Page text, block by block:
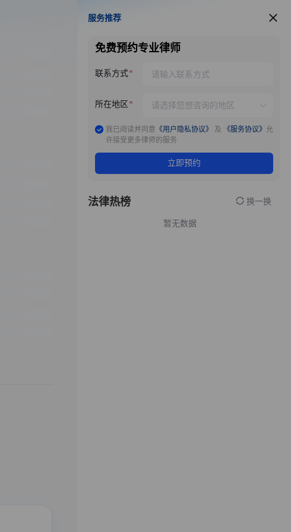
服务推荐
服务推荐
免费预约专业律师
联系方式
所在地区
我已阅读并同意 《用户隐私协议》 及 《服务协议》 允
许接受更多律师的服务
立即预约
法律热榜 换一换
暂无数据